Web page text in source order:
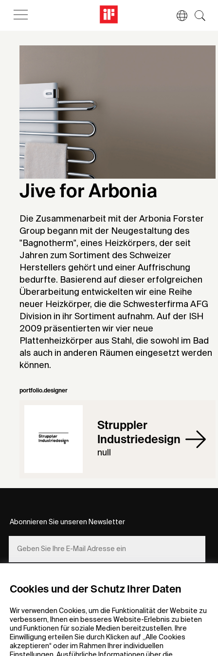
Cookies und der Schutz Ihrer Daten
Wir verwenden Cookies, um die Funktionalität der Website zu
verbessern, Ihnen ein besseres Website-Erlebnis zu bieten
und Funktionen für soziale Medien bereitzustellen. Ihre
Einwilligung erteilen Sie durch Klicken auf „Alle Cookies
akzeptieren“ oder im Rahmen Ihrer individuellen
Jive for Arbonia
Die Zusammenarbeit mit der Arbonia Forster
Group begann mit der Neugestaltung des
"Bagnotherm", eines Heizkörpers, der seit
Jahren zum Sortiment des Schweizer
Herstellers gehört und einer Auffrischung
bedurfte. Basierend auf dieser erfolgreichen
Überarbeitung entwickelten wir eine Reihe
neuer Heizkörper, die die Schwesterfirma AFG
Division in ihr Sortiment aufnahm. Auf der ISH
2009 präsentierten wir vier neue
Plattenheizkörper aus Stahl, die sowohl im Bad
als auch in anderen Räumen eingesetzt werden
können.
portfolio.designer
Struppler
Industriedesign
null
Abonnieren Sie unseren Newsletter